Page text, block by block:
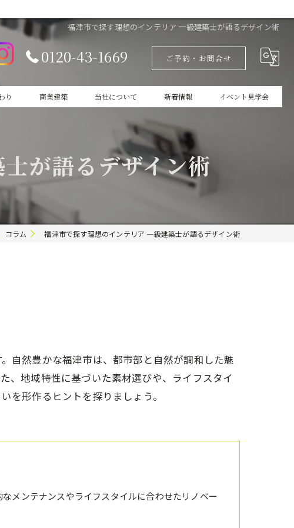
福津市で探す理想のインテリア 一級建築士が語るデザイン術
0120-43-1669 ご予約・お問合せ
り 商業建築 当社について
新築
新着情報
家づくりの本掲載
イベント見学会
が語るデザイン術
コラム 福津市で探す理想のインテリア 一級建築士が語るデザイン術
自然豊かな福津市は、都市部と自然が調和した魅
、地域特性に基づいた素材選びや、ライフスタイ
を形作るヒントを探りましょう。
メンテナンスやライフスタイルに合わせたリノベー